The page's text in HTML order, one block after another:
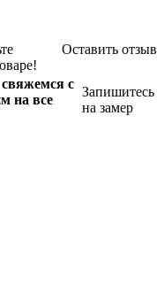
Оставить отзыв
с
на все
Запишитесь
на замер